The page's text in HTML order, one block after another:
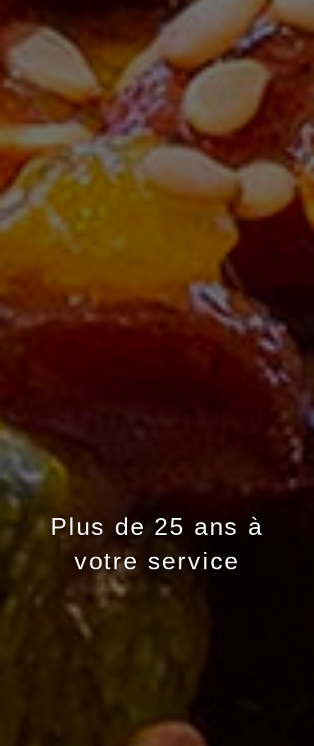
Plus de 25 ans à
votre service